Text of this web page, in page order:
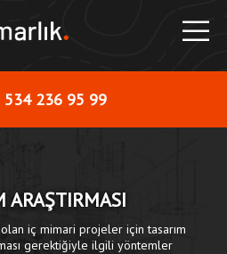
534 236 95 99
ARAŞTIRMASI
iç mimari projeler için tasarım
gerektiğiyle ilgili yöntemler